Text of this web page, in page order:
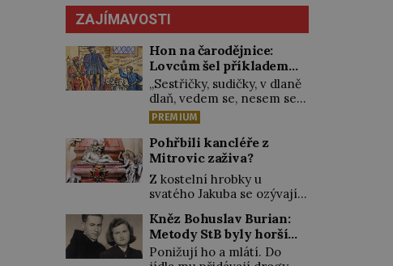
ZAJÍMAVOSTI
Hon na čarodějnice:
Lovcům šel příkladem
sám král
„Sestřičky, sudičky, v dlaně
dlaň, vedem se, nesem se
přes moře, pláň, kouzlo teď
točme kol a kol.“
Čarodějnice na scéně
deklamují a diváci v hledišti
napětím ani nedýchají.
Píše se rok 1606 a
populární anglický
dramatik William
Shakespeare uvádí svou
Tragédii o Macbethovi.
Napsal ji pro krále Jakuba
PREMIUM
Pohřbili kancléře z
Mitrovic zaživa?
Z kostelní hrobky u
svatého Jakuba se ozývají
výkřiky. „To jistě řádí duch,“
myslí si pověrčiví lidé. Ani
za dvě kopy grošů by se
Kněz Bohuslav Burian:
Metody StB byly horší
než gestapácké trýznění
Ponižují ho a mlátí. Do